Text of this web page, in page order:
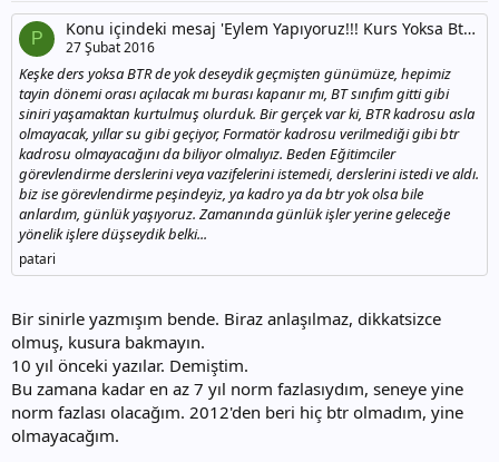
P Konu içindeki mesaj 'Eylem Yapıyoruz!!! Kurs Yoksa Btr Olmuyoruz...'
27 Şubat 2016
Keşke ders yoksa BTR de yok deseydik geçmişten günümüze, hepimiz
tayin dönemi orası açılacak mı burası kapanır mı, BT sınıfım gitti gibi
siniri yaşamaktan kurtulmuş olurduk. Bir gerçek var ki, BTR kadrosu asla
olmayacak, yıllar su gibi geçiyor, Formatör kadrosu verilmediği gibi btr
kadrosu olmayacağını da biliyor olmalıyız. Beden Eğitimciler
görevlendirme derslerini veya vazifelerini istemedi, derslerini istedi ve aldı.
biz ise görevlendirme peşindeyiz, ya kadro ya da btr yok olsa bile
anlardım, günlük yaşıyoruz. Zamanında günlük işler yerine geleceğe
yönelik işlere düşseydik belki...
patari
Bir sinirle yazmışım bende. Biraz anlaşılmaz, dikkatsizce
olmuş, kusura bakmayın.
10 yıl önceki yazılar. Demiştim.
Bu zamana kadar en az 7 yıl norm fazlasıydım, seneye yine
norm fazlası olacağım. 2012'den beri hiç btr olmadım, yine
olmayacağım.